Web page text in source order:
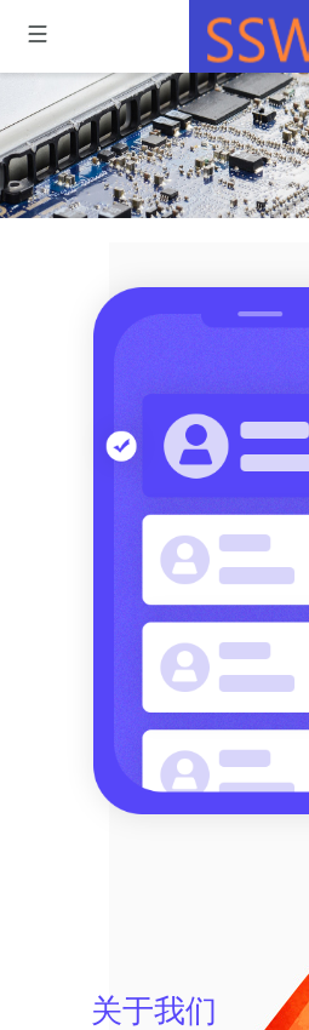
关于我们